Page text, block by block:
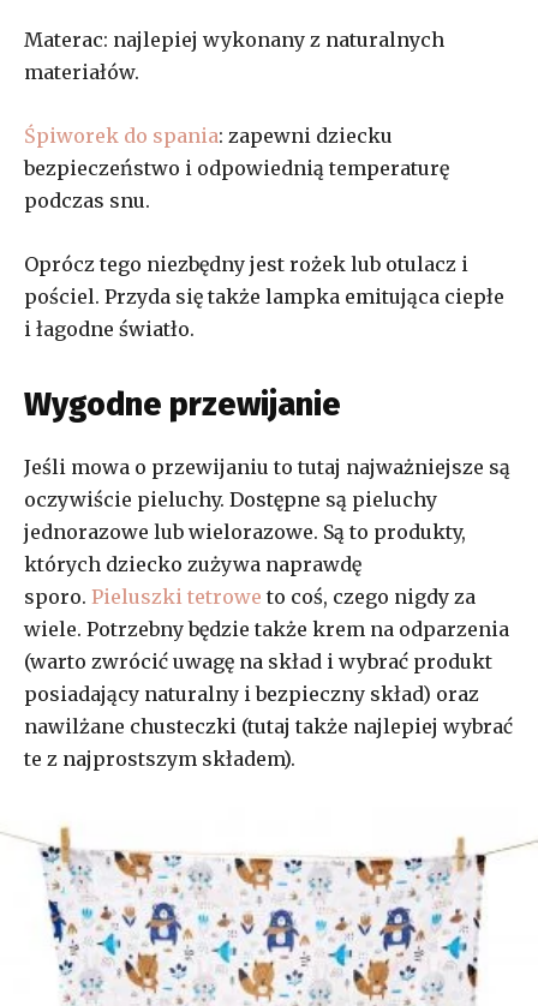
Materac: najlepiej wykonany z naturalnych
materiałów.
Śpiworek do spania: zapewni dziecku
bezpieczeństwo i odpowiednią temperaturę
podczas snu.
Oprócz tego niezbędny jest rożek lub otulacz i
pościel. Przyda się także lampka emitująca ciepłe
i łagodne światło.
Wygodne przewijanie
Jeśli mowa o przewijaniu to tutaj najważniejsze są
oczywiście pieluchy. Dostępne są pieluchy
jednorazowe lub wielorazowe. Są to produkty,
których dziecko zużywa naprawdę
sporo. Pieluszki tetrowe to coś, czego nigdy za
wiele. Potrzebny będzie także krem na odparzenia
(warto zwrócić uwagę na skład i wybrać produkt
posiadający naturalny i bezpieczny skład) oraz
nawilżane chusteczki (tutaj także najlepiej wybrać
te z najprostszym składem).